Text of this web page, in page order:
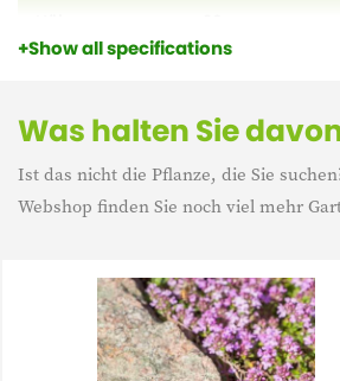
Lebensdauer Mehrjährig
Eigenschaft Heidepflanzen
Show all specifications
Was halten Sie
Ist das nicht die Pflanze, die Sie
Webshop finden Sie noch viel mehr